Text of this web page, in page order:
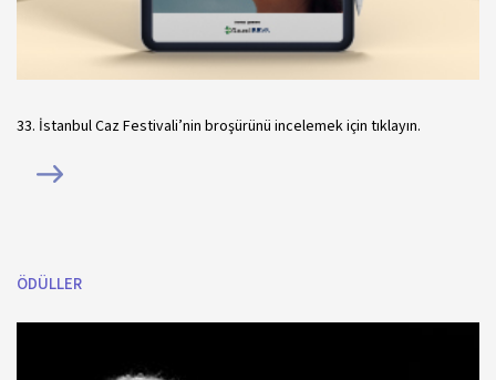
33. İstanbul Caz Festivali’nin broşürünü incelemek için tıklayın.
ÖDÜLLER